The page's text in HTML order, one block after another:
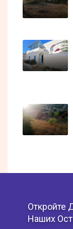
Откройте
Наших